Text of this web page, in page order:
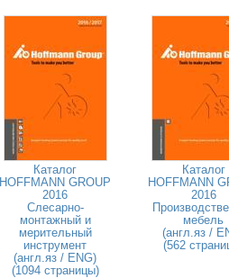
Каталог
HOFFMANN GROUP
2016
Слесарно-
монтажный и
мерительный
инструмент
(англ.яз / ENG)
(1094 страницы)
Каталог
HOFFMANN
2016
мебель
(англ.яз /
(562